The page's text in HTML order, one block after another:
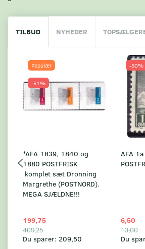
TILBUD NYHEDER
Populær
-51%
*AFA 1839, 1840 og
1880 POSTFRISK
komplet sæt Dronning
Margrethe (POSTNORD).
MEGA SJÆLDNE!!!
199,75
409,25
Du sparer: 209,50
-50%
AFA 1a
6,50
13,00
Du